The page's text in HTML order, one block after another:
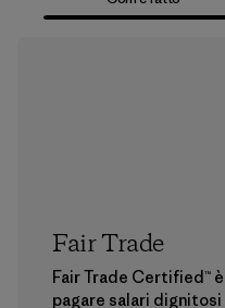
Fair Trade
Fair Trade Certified™
pagare salari